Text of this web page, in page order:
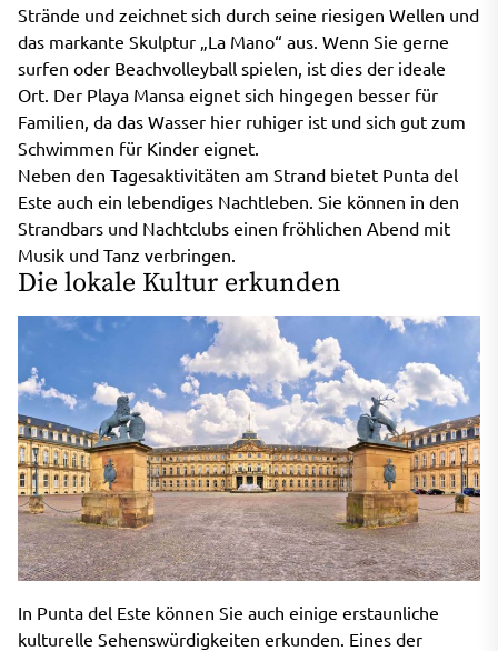
Strände und zeichnet sich durch seine riesigen Wellen und
das markante Skulptur „La Mano“ aus. Wenn Sie gerne
surfen oder Beachvolleyball spielen, ist dies der ideale
Ort. Der Playa Mansa eignet sich hingegen besser für
Familien, da das Wasser hier ruhiger ist und sich gut zum
Schwimmen für Kinder eignet.
Neben den Tagesaktivitäten am Strand bietet Punta del
Este auch ein lebendiges Nachtleben. Sie können in den
Strandbars und Nachtclubs einen fröhlichen Abend mit
Musik und Tanz verbringen.
Die lokale Kultur erkunden
In Punta del Este können Sie auch einige erstaunliche
kulturelle Sehenswürdigkeiten erkunden. Eines der